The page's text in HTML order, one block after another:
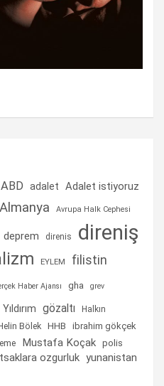
ABD adalet Adalet istiyoruz
Almanya Avrupa Halk Cephesi
deprem direnis direniş
EYLEM filistin
Haber Ajansı gha grev
gözaltı
Halkın
Bölek HHB ibrahim gökçek
Mustafa Koçak polis
ozgurluk yunanistan